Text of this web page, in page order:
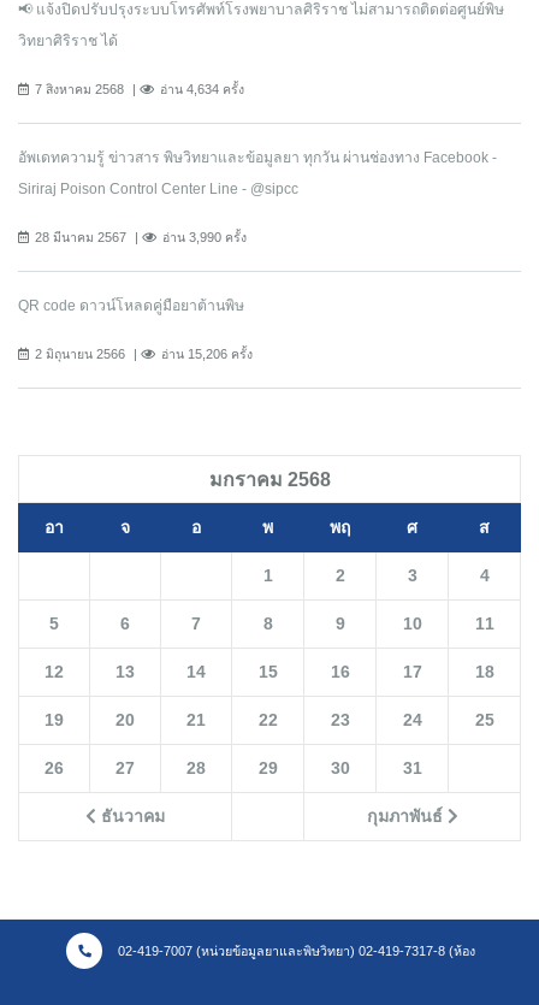
📢 แจ้งปิดปรับปรุงระบบโทรศัพท์โรงพยาบาลศิริราช ไม่สามารถติดต่อศูนย์พิษ
วิทยาศิริราช ได้
7 สิงหาคม 2568 อ่าน 4,634 ครั้ง
อัพเดทความรู้ ข่าวสาร พิษวิทยาและข้อมูลยา ทุกวัน ผ่านช่องทาง Facebook -
Siriraj Poison Control Center Line - @sipcc
28 มีนาคม 2567 อ่าน 3,990 ครั้ง
QR code ดาวน์โหลดคู่มือยาต้านพิษ
2 มิถุนายน 2566 อ่าน 15,206 ครั้ง
มกราคม 2568
อา จ อ พ พฤ ศ ส
ธันวาคม กุมภาพันธ์
1 2 3 4
5 6 7 8 9 10 11
12 13 14 15 16 17 18
19 20 21 22 23 24 25
26 27 28 29 30 31
02-419-7007 (หน่วยข้อมูลยาและพิษวิทยา) 02-419-7317-8 (ห้อง